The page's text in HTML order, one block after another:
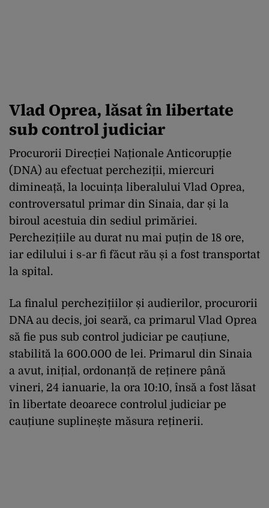
Vlad Oprea, lăsat în libertate
sub control judiciar
Procurorii Direcției Naționale Anticorupție
(DNA) au efectuat percheziții, miercuri
dimineață, la locuința liberalului Vlad Oprea,
controversatul primar din Sinaia, dar și la
biroul acestuia din sediul primăriei.
Perchezițiile au durat nu mai puțin de 18 ore,
iar edilului i s-ar fi făcut rău și a fost transportat
la spital.
La finalul perchezițiilor și audierilor, procurorii
DNA au decis, joi seară, ca primarul Vlad Oprea
să fie pus sub control judiciar pe cauțiune,
stabilită la 600.000 de lei. Primarul din Sinaia
a avut, inițial, ordonanță de reținere până
vineri, 24 ianuarie, la ora 10:10, însă a fost lăsat
în libertate deoarece controlul judiciar pe
cauțiune suplinește măsura reținerii.